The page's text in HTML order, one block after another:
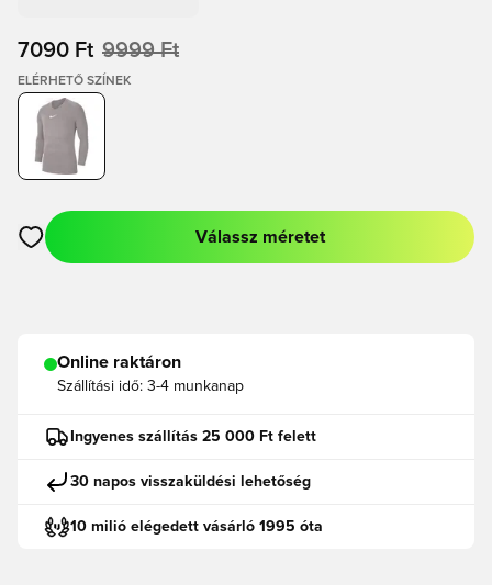
7090 Ft 9999 Ft
ELÉRHETŐ SZÍNEK
Megnyit egy modált a bejelentkezéshez vagy a tagként való
Válassz méretet
Online raktáron
Szállítási idő: 3-4 munkanap
Ingyenes szállítás 25 000 Ft felett
30 napos visszaküldési lehetőség
10 milió elégedett vásárló 1995 óta